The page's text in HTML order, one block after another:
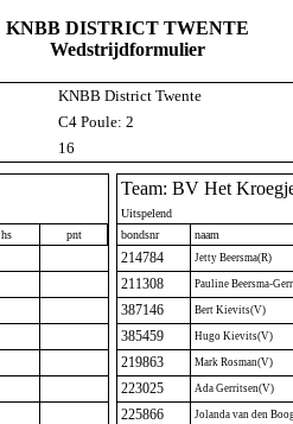
KNBB DISTRICT TWENTE
Wedstrijdformulier
KNBB District Twente
C4 Poule: 2
16
hs pnt
Team: BV Het
Uitspelend
bondsnr
naam
214784 Jetty Beersma(R)
211308 Pauline Beersma-
387146 Bert Kievits(V)
385459 Hugo Kievits(V)
219863 Mark Rosman(V)
223025 Ada Gerritsen(V)
225866 Jolanda van den